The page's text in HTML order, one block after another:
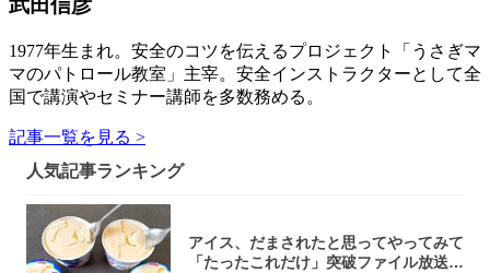
武田信彦
1977年生まれ。安全のコツを伝えるプロジェクト「うさぎマ
マのパトロール教室」主宰。安全インストラクターとして全
国で講演やセミナー講師を多数務める。
記事一覧を見る >
人気記事ランキング
アイス、だまされたと思ってやってみて
「たったこれだけ」突破ファイル放送で